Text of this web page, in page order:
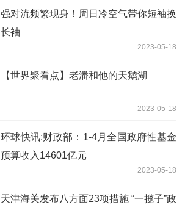
强对流频繁现身！周日冷空气带你短袖换
长袖
2023-05-18
【世界聚看点】老潘和他的天鹅湖
2023-05-18
环球快讯:财政部：1-4月全国政府性基金
预算收入14601亿元
2023-05-18
天津海关发布八方面23项措施 “一揽子”政